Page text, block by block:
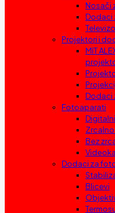
Nosači
Dodaci
Projektori i
MIT
Dodaci
Fotoaparati
Bez
Dodaci za
Blicevi